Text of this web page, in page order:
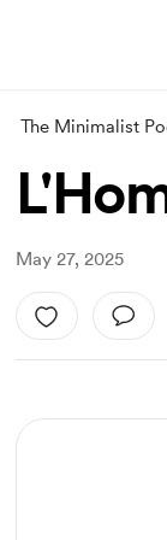
The Minimalist
May 27, 2025